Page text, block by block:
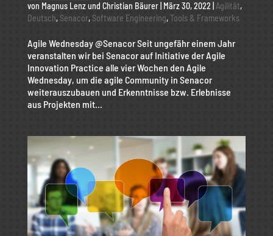
von Magnus Lenzund Christian Bäurer| März 30, 2022 Agilität,
Deutsch, Senacor, Software Engineering,Tools & Frameworks
Agile Wednesday @Senacor Seit ungefähr einem Jahr
veranstalten wir bei Senacor auf Initiative der Agile
Innovation Practice alle vier Wochen den Agile
Wednesday, um die agile Community in Senacor
weiterauszubauen und Erkenntnisse bzw. Erlebnisse
aus Projekten mit...